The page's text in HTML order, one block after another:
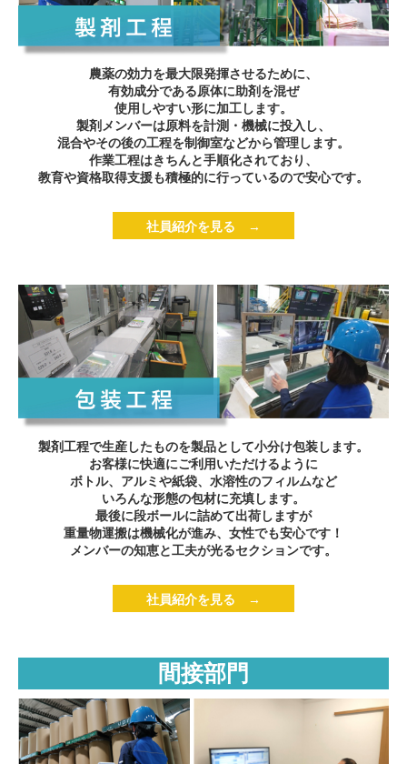
農薬の効力を最大限発揮させるために、
有効成分である原体に助剤を混ぜ
使用しやすい形に加工します。
製剤メンバーは原料を計測・機械に投入し、
混合やその後の工程を制御室などから管理します。
作業工程はきちんと手順化されており、
教育や資格取得支援も積極的に行っているので安心です。
社員紹介を見る →
製剤工程で生産したものを製品として小分け包装します。
お客様に快適にご利用いただけるように
ボトル、アルミや紙袋、水溶性のフィルムなど
いろんな形態の包材に充填します。
最後に段ボールに詰めて出荷しますが
重量物運搬は機械化が進み、女性でも安心です！
メンバーの知恵と工夫が光るセクションです。
社員紹介を見る →
間接部門